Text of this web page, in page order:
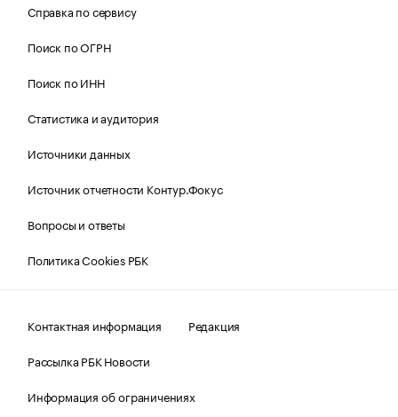
Справка по сервису
Поиск по ОГРН
Поиск по ИНН
Статистика и аудитория
Источники данных
Источник отчетности Контур.Фокус
Вопросы и ответы
Политика Cookies РБК
Контактная информация
Редакция
Рассылка РБК Новости
Информация об ограничениях